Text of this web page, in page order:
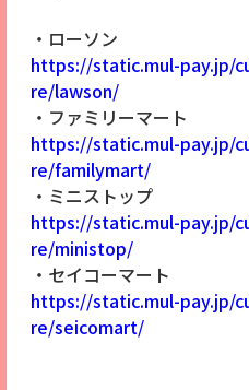
・ローソン
https://static.mul-pay.jp/
re/lawson/
・ファミリーマート
https://static.mul-pay.jp/
re/familymart/
・ミニストップ
https://static.mul-pay.jp/
re/ministop/
・セイコーマート
https://static.mul-pay.jp/
re/seicomart/